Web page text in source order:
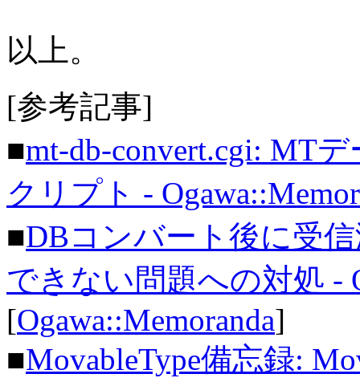
以上。
[参考記事]
■mt-db-convert.cgi: MT
クリプト -
■DBコンバート後に受
できない問題への対処 -
[Ogawa::Memoranda]
■MovableType備忘録: